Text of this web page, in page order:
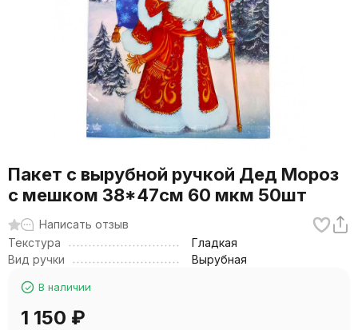
Пакет с вырубной ручкой Дед Мороз
с мешком 38*47см 60 мкм 50шт
Написать отзыв
Текстура
Гладкая
Вид ручки
Вырубная
В наличии
1 150 ₽